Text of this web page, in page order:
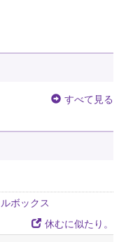
すべて見る
ボックス
休むに似たり。